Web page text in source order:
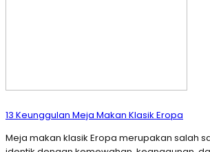
13 Keunggulan Meja Makan Klasik Eropa
Meja makan klasik Eropa merupakan salah